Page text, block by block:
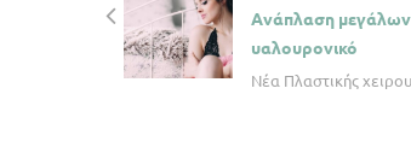
Ανάπλαση μεγάλων
υαλουρονικό
Νέα Πλαστικής